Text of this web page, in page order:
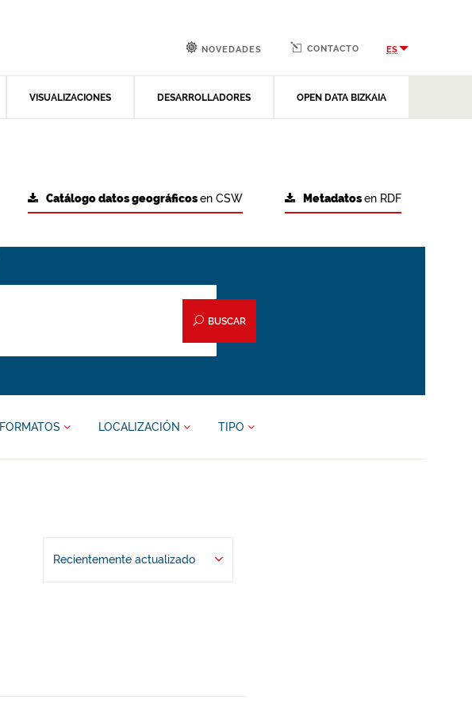
VISUALIZACIONES DESARROLLADORES OPEN DATA BIZKAIA
NOVEDADES CONTACTO ES
Metadatosen RDF
Catálogo datos geográficosen CSW
BUSCAR
FORMATOS LOCALIZACIÓN TIPO
Recientemente actualizado